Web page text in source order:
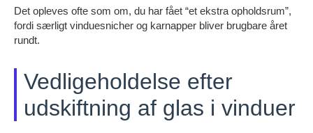
Det opleves ofte som om, du har fået “et ekstra opholdsrum”,
fordi særligt vinduesnicher og karnapper bliver brugbare året
rundt.
Vedligeholdelse efter
udskiftning af glas i vinduer